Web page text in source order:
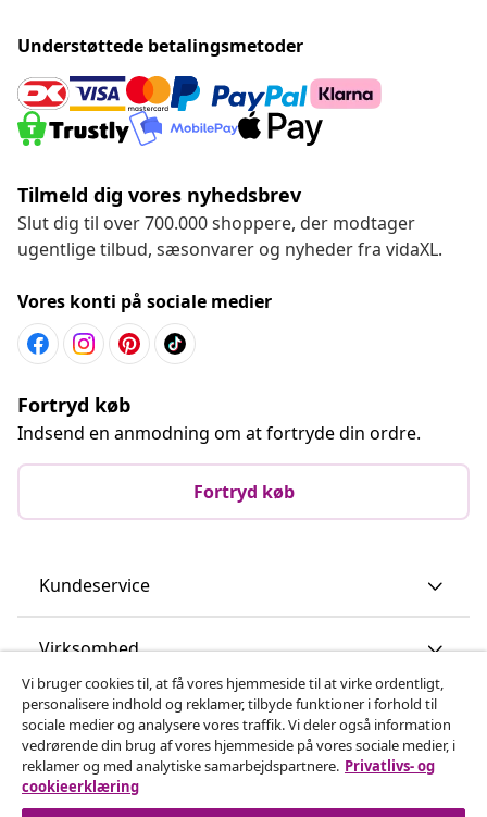
Understøttede betalingsmetoder
Tilmeld dig vores nyhedsbrev
Slut dig til over 700.000 shoppere, der modtager
ugentlige tilbud, sæsonvarer og nyheder fra vidaXL.
Vores konti på sociale medier
Fortryd køb
Indsend en anmodning om at fortryde din ordre.
Fortryd køb
Kundeservice
Virksomhed
vidaXL
Opdag mere
Vi bruger cookies til, at få vores hjemmeside til at virke ordentligt,
personalisere indhold og reklamer, tilbyde funktioner i forhold til
sociale medier og analysere vores traffik. Vi deler også information
vedrørende din brug af vores hjemmeside på vores sociale medier, i
reklamer og med analytiske samarbejdspartnere. Privatlivs- og
cookieerklæring